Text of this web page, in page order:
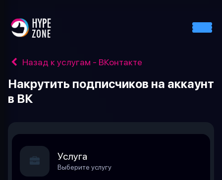
Назад к услугам - ВКонтакте
Накрутить подписчиков на аккаунт
в ВК
Услуга
Выберите услугу